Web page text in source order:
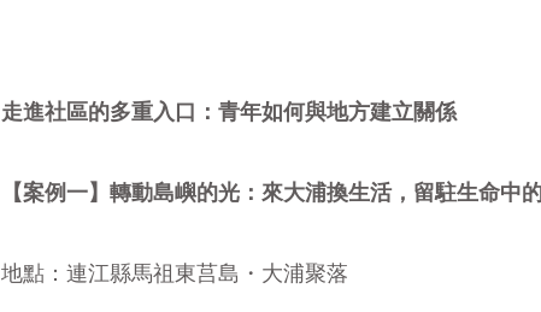
走進社區的多重入口：青年如何與地方建立關係
【案例一】轉動島嶼的光：來大浦換生活，留駐生命中
地點：連江縣馬祖東莒島・大浦聚落